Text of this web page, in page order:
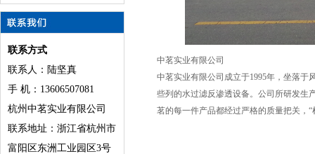
联系方式
联系人：陆坚真
手 机：13606507081
杭州中茗实业有限公司
联系地址：浙江省杭州市
富阳区东洲工业园区3号
中茗实业有限公司
中茗实业有限公司成立于1995年，坐落于
些列的水过滤反渗透设备。公司所研发生
茗的每一件产品都经过严格的质量把关，